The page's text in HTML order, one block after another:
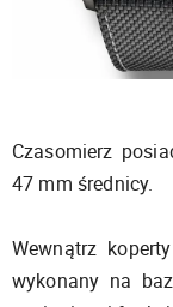
Czasomierz
47 mm średnicy.
Wewnątrz
wykonany na